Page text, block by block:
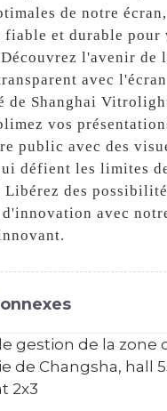
de notre
et durable pour
l'avenir de
avec
de Shanghai
vos
public avec des
défient les limites
des
avec